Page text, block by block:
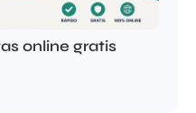
online gratis